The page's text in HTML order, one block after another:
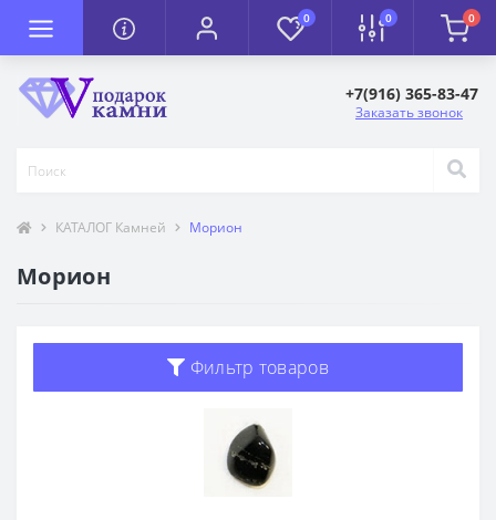
0 0 0
+7(916) 365-83-47
Заказать звонок
КАТАЛОГ Камней Морион
Морион
Фильтр товаров